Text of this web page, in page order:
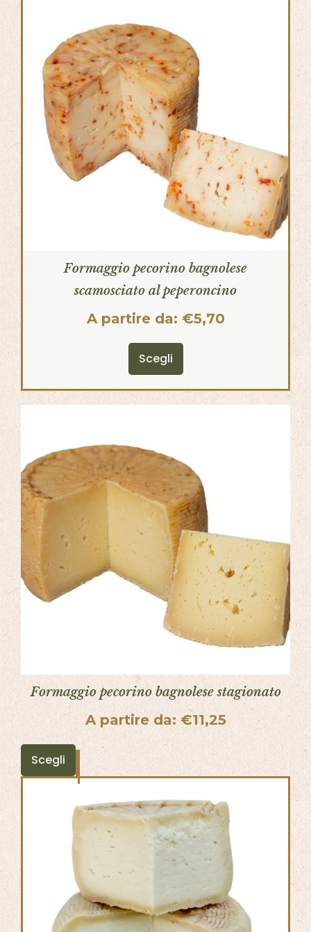
Formaggio pecorino bagnolese
scamosciato al peperoncino
A partire da: €5,70
Scegli
Formaggio pecorino bagnolese stagionato
A partire da: €11,25
Scegli